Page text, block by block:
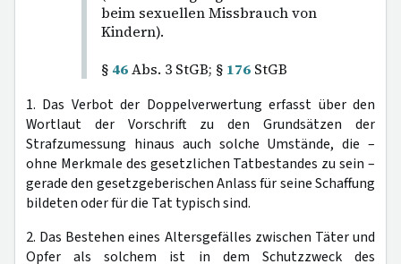
beim sexuellen Missbrauch von
Kindern).
§ 46Abs. 3 StGB; § 176 StGB
1. Das Verbot der Doppelverwertung erfasst über den
Wortlaut der Vorschrift zu den Grundsätzen der
Strafzumessung hinaus auch solche Umstände, die –
ohne Merkmale des gesetzlichen Tatbestandes zu sein –
gerade den gesetzgeberischen Anlass für seine Schaffung
bildeten oder für die Tat typisch sind.
2. Das Bestehen eines Altersgefälles zwischen Täter und
Opfer als solchem ist in dem Schutzzweck des